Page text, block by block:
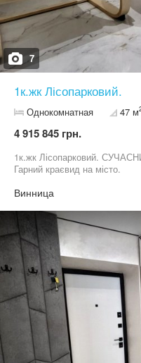
7
1к.жк Лісопарковий.
Однокомнатная 47 м
4 915 845 грн.
1к.жк Лісопарковий.
Гарний краєвид на місто.
Винница